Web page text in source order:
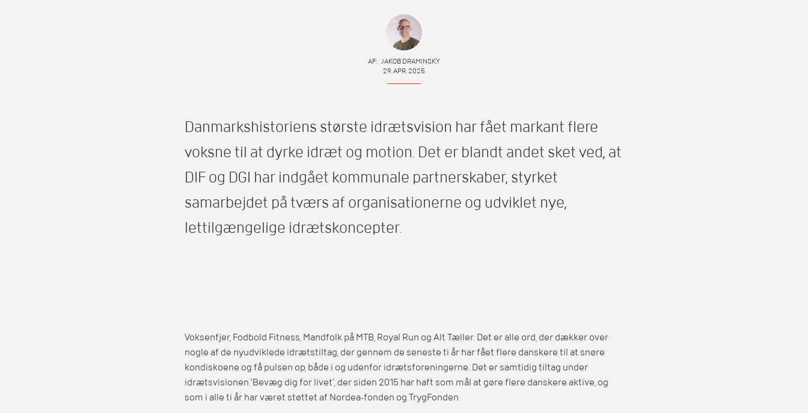
AF: JAKOB DRAMINSKY
29. APR. 2025
Danmarkshistoriens største idrætsvision har fået markant flere
voksne til at dyrke idræt og motion. Det er blandt andet sket ved, at
DIF og DGI har indgået kommunale partnerskaber, styrket
samarbejdet på tværs af organisationerne og udviklet nye,
lettilgængelige idrætskoncepter.
Voksenfjer, Fodbold Fitness, Mandfolk på MTB, Royal Run og Alt Tæller. Det er alle ord, der dækker over
nogle af de nyudviklede idrætstiltag, der gennem de seneste ti år har fået flere danskere til at snøre
kondiskoene og få pulsen op, både i og udenfor idrætsforeningerne. Det er samtidig tiltag under
idrætsvisionen ’Bevæg dig for livet’, der siden 2015 har haft som mål at gøre flere danskere aktive, og
som i alle ti år har været støttet af Nordea-fonden og TrygFonden.